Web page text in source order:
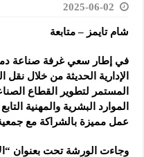
2025-06-02
شام تايمز – متابعة
في إطار سعي غرفة صناعة
الإدارية الحديثة من خلال
المستمر لتطوير القطاع
الموارد البشرية والمهنية
عمل مميزة بالشراكة مع
وجاءت الورشة تحت بعنوان